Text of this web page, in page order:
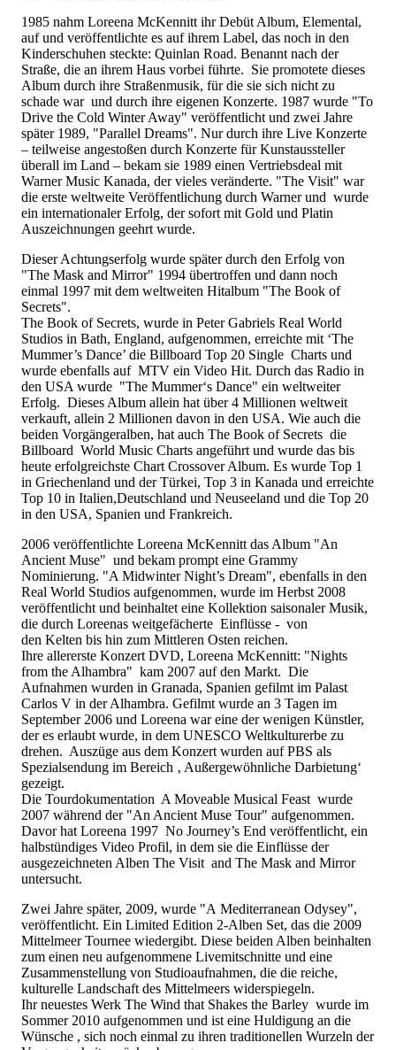
1985 nahm Loreena McKennitt ihr Debüt Album, Elemental,
auf und veröffentlichte es auf ihrem Label, das noch in den
Kinderschuhen steckte: Quinlan Road. Benannt nach der
Straße, die an ihrem Haus vorbei führte. Sie promotete dieses
Album durch ihre Straßenmusik, für die sie sich nicht zu
schade war und durch ihre eigenen Konzerte. 1987 wurde "To
Drive the Cold Winter Away" veröffentlicht und zwei Jahre
später 1989, "Parallel Dreams". Nur durch ihre Live Konzerte
– teilweise angestoßen durch Konzerte für Kunstaussteller
überall im Land – bekam sie 1989 einen Vertriebsdeal mit
Warner Music Kanada, der vieles veränderte. "The Visit" war
die erste weltweite Veröffentlichung durch Warner und wurde
ein internationaler Erfolg, der sofort mit Gold und Platin
Auszeichnungen geehrt wurde.
Dieser Achtungserfolg wurde später durch den Erfolg von
"The Mask and Mirror" 1994 übertroffen und dann noch
einmal 1997 mit dem weltweiten Hitalbum "The Book of
Secrets".
The Book of Secrets, wurde in Peter Gabriels Real World
Studios in Bath, England, aufgenommen, erreichte mit ‘The
Mummer’s Dance’ die Billboard Top 20 Single Charts und
wurde ebenfalls auf MTV ein Video Hit. Durch das Radio in
den USA wurde "The Mummer‘s Dance" ein weltweiter
Erfolg. Dieses Album allein hat über 4 Millionen weltweit
verkauft, allein 2 Millionen davon in den USA. Wie auch die
beiden Vorgängeralben, hat auch The Book of Secrets die
Billboard World Music Charts angeführt und wurde das bis
heute erfolgreichste Chart Crossover Album. Es wurde Top 1
in Griechenland und der Türkei, Top 3 in Kanada und erreichte
Top 10 in Italien,Deutschland und Neuseeland und die Top 20
in den USA, Spanien und Frankreich.
2006 veröffentlichte Loreena McKennitt das Album "An
Ancient Muse" und bekam prompt eine Grammy
Nominierung. "A Midwinter Night’s Dream", ebenfalls in den
Real World Studios aufgenommen, wurde im Herbst 2008
veröffentlicht und beinhaltet eine Kollektion saisonaler Musik,
die durch Loreenas weitgefächerte Einflüsse - von
den Kelten bis hin zum Mittleren Osten reichen.
Ihre allererste Konzert DVD, Loreena McKennitt: "Nights
from the Alhambra" kam 2007 auf den Markt. Die
Aufnahmen wurden in Granada, Spanien gefilmt im Palast
Carlos V in der Alhambra. Gefilmt wurde an 3 Tagen im
September 2006 und Loreena war eine der wenigen Künstler,
der es erlaubt wurde, in dem UNESCO Weltkulturerbe zu
drehen. Auszüge aus dem Konzert wurden auf PBS als
Spezialsendung im Bereich ‚ Außergewöhnliche Darbietung‘
gezeigt.
Die Tourdokumentation A Moveable Musical Feast wurde
2007 während der "An Ancient Muse Tour" aufgenommen.
Davor hat Loreena 1997 No Journey’s End veröffentlicht, ein
halbstündiges Video Profil, in dem sie die Einflüsse der
ausgezeichneten Alben The Visit and The Mask and Mirror
untersucht.
Zwei Jahre später, 2009, wurde "A Mediterranean Odysey",
veröffentlicht. Ein Limited Edition 2-Alben Set, das die 2009
Mittelmeer Tournee wiedergibt. Diese beiden Alben beinhalten
zum einen neu aufgenommene Livemitschnitte und eine
Zusammenstellung von Studioaufnahmen, die die reiche,
kulturelle Landschaft des Mittelmeers widerspiegeln.
Ihr neuestes Werk The Wind that Shakes the Barley wurde im
Sommer 2010 aufgenommen und ist eine Huldigung an die
Wünsche , sich noch einmal zu ihren traditionellen Wurzeln der